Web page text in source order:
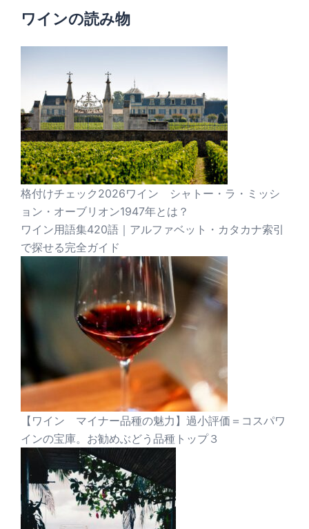
ワインの読み物
格付けチェック2026ワイン シャトー・ラ・ミッシ
ョン・オーブリオン1947年とは？
ワイン用語集420語｜アルファベット・カタカナ索引
で探せる完全ガイド
【ワイン マイナー品種の魅力】過小評価＝コスパワ
インの宝庫。お勧めぶどう品種トップ３